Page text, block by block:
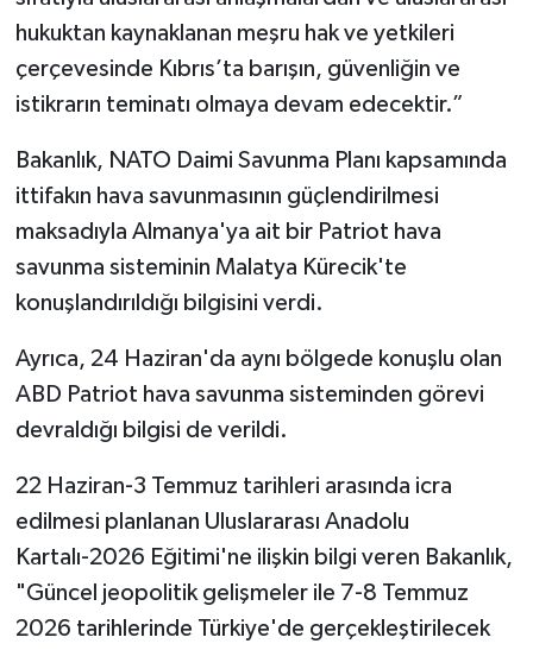
hukuktan kaynaklanan meşru hak ve yetkileri
çerçevesinde Kıbrıs’ta barışın, güvenliğin ve
istikrarın teminatı olmaya devam edecektir.”
Bakanlık, NATO Daimi Savunma Planı kapsamında
ittifakın hava savunmasının güçlendirilmesi
maksadıyla Almanya'ya ait bir Patriot hava
savunma sisteminin Malatya Kürecik'te
konuşlandırıldığı bilgisini verdi.
Ayrıca, 24 Haziran'da aynı bölgede konuşlu olan
ABD Patriot hava savunma sisteminden görevi
devraldığı bilgisi de verildi.
22 Haziran-3 Temmuz tarihleri arasında icra
edilmesi planlanan Uluslararası Anadolu
Kartalı-2026 Eğitimi'ne ilişkin bilgi veren Bakanlık,
"Güncel jeopolitik gelişmeler ile 7-8 Temmuz
2026 tarihlerinde Türkiye'de gerçekleştirilecek